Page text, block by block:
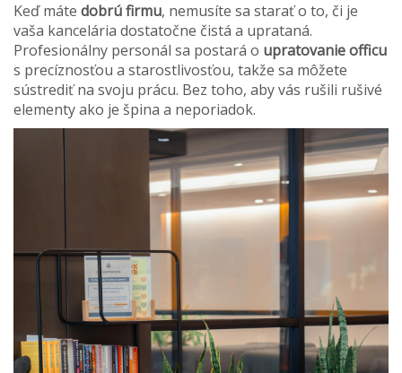
Keď máte dobrú firmu, nemusíte sa starať o to, či je
vaša kancelária dostatočne čistá a uprataná.
Profesionálny personál sa postará o upratovanie officu
s precíznosťou a starostlivosťou, takže sa môžete
sústrediť na svoju prácu. Bez toho, aby vás rušili rušivé
elementy ako je špina a neporiadok.